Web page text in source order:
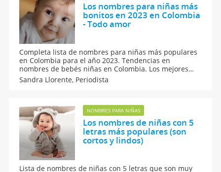
Los nombres para niñas más
bonitos en 2023 en Colombia
- Todo amor
Completa lista de nombres para niñas más populares
en Colombia para el año 2023. Tendencias en
nombres de bebés niñas en Colombia. Los mejores
nombres para niñas en Colombia con su origen y
significado. Encuentra en esta lista el nombre perfecto
Sandra Llorente, Periodista
NOMBRES PARA NIÑAS
Los nombres de niñas con 5
letras más populares (son
cortos y lindos)
Lista de nombres de niñas con 5 letras que son muy